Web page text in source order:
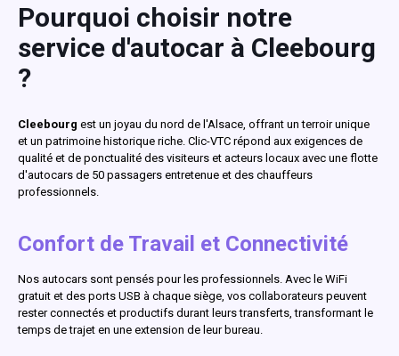
Pourquoi choisir notre
service d'autocar à Cleebourg
?
Cleebourg est un joyau du nord de l'Alsace, offrant un terroir unique
et un patrimoine historique riche. Clic-VTC répond aux exigences de
qualité et de ponctualité des visiteurs et acteurs locaux avec une flotte
d'autocars de 50 passagers entretenue et des chauffeurs
professionnels.
Confort de Travail et Connectivité
Nos autocars sont pensés pour les professionnels. Avec le WiFi
gratuit et des ports USB à chaque siège, vos collaborateurs peuvent
rester connectés et productifs durant leurs transferts, transformant le
temps de trajet en une extension de leur bureau.